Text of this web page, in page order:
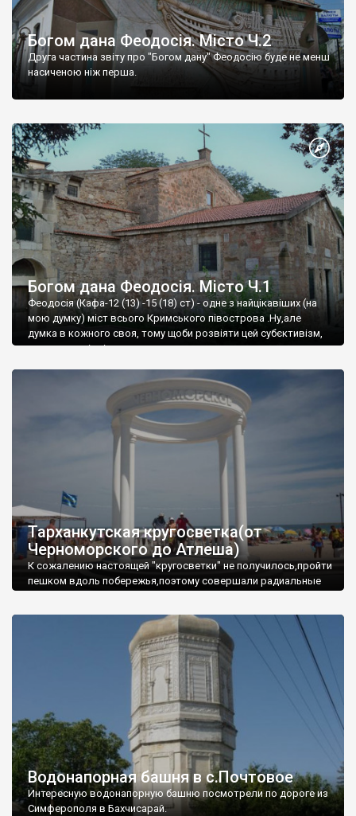
Богом дана Феодосія. Місто Ч.2
Друга частина звіту про "Богом дану" Феодосію буде не менш
насиченою ніж перша.
Богом дана Феодосія. Місто Ч.1
Феодосія (Кафа-12 (13) -15 (18) ст) - одне з найцікавіших (на
мою думку) міст всього Кримського півострова .Ну,але
думка в кожного своя, тому щоби розвіяти цей субєктивізм,
запрошую відвідати це
Тарханкутская кругосветка(от
Черноморского до Атлеша)
К сожалению настоящей "кругосветки" не получилось,пройти
пешком вдоль побережья,поэтому совершали радиальные
Водонапорная башня в с.Почтовое
Интересную водонапорную башню посмотрели по дороге из
Симферополя в Бахчисарай.